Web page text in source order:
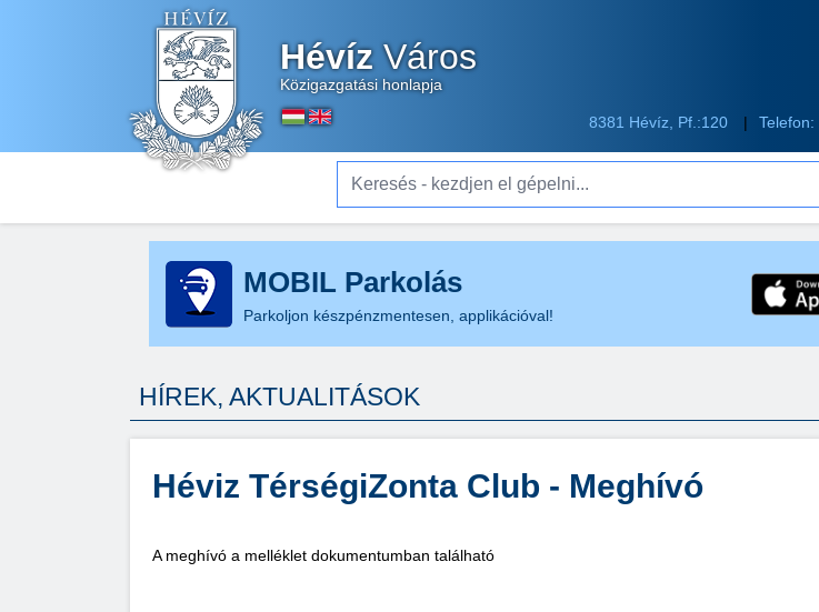
HévízVáros
Közigazgatási honlapja
8381 Hévíz, Pf.:120
Telefon:
Keresés - kezdjen el gépelni...
MOBIL Parkolás
Parkoljon készpénzmentesen, applikációval!
HÍREK, AKTUALITÁSOK
Héviz TérségiZonta Club - Meghívó
A meghívó a melléklet dokumentumban található